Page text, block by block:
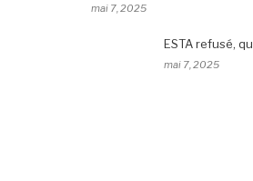
mai 7, 2025
ESTA refusé,
mai 7, 2025